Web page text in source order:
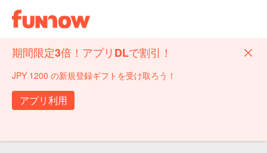
期間限定3倍！アプリDLで割引！
JPY 1200 の新規登録ギフトを受け取ろう！
アプリ利用